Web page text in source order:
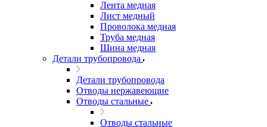
Лента медная
Лист медный
Проволока медная
Труба медная
Шина медная
Детали трубопровода
Детали трубопровода
Отводы нержавеющие
Отводы стальные
Отводы стальные